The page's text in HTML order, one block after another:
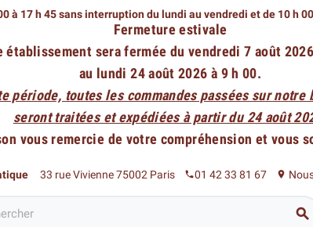
à 17 h 45 sans interruption du lundi au vendredi et de 10 h
Fermeture estivale
établissement sera fermée du vendredi 7 août
au lundi 24 août 2026 à 9 h 00.
période, toutes les commandes passées sur
seront traitées et expédiées à partir du 24 août
vous remercie de votre compréhension et vous
33 rue Vivienne 75002 Paris phone01 42 33 81 67 place
